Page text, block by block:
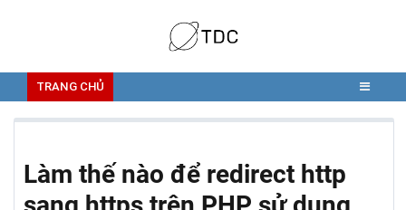
TRANG CHỦ
Làm thế nào để redirect http